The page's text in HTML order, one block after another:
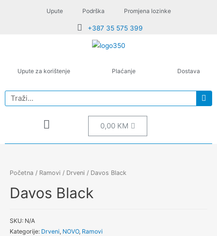
Upute Podrška Promjena lozinke
+387 35 575 399
Upute za korištenje Plaćanje Dostava
0,00 KM
Početna / Ramovi / Drveni / Davos Black
Davos Black
SKU: N/A
Kategorije: Drveni, NOVO, Ramovi